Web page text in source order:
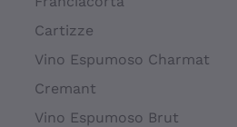
Cartizze
Vino Espumoso Charmat
Cremant
Vino Espumoso Brut